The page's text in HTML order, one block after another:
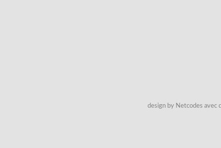
design by Netcodes avec